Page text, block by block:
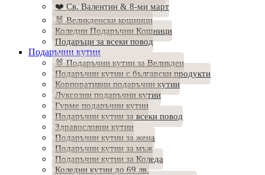
❤️ Св. Валентин & 8-ми март
🐰 Великденски кошници
Коледни Подаръчни Кошници
Подаръци за всеки повод
Подаръчни кутии
🐰 Подаръчни кутии за Великден
Подаръчни кутии с български продукти
Корпоративни подаръчни кутии
Луксозни подаръчни кутии
Гурме подаръчни кутии
Подаръчни кутии за всеки повод
Здравословни кутии
Подаръчни кутии за жена
Подаръчни кутии за мъж
Подаръчни кутии за Коледа
Коледни кутии до 69 лв.